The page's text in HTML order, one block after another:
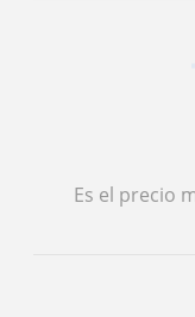
Es el precio